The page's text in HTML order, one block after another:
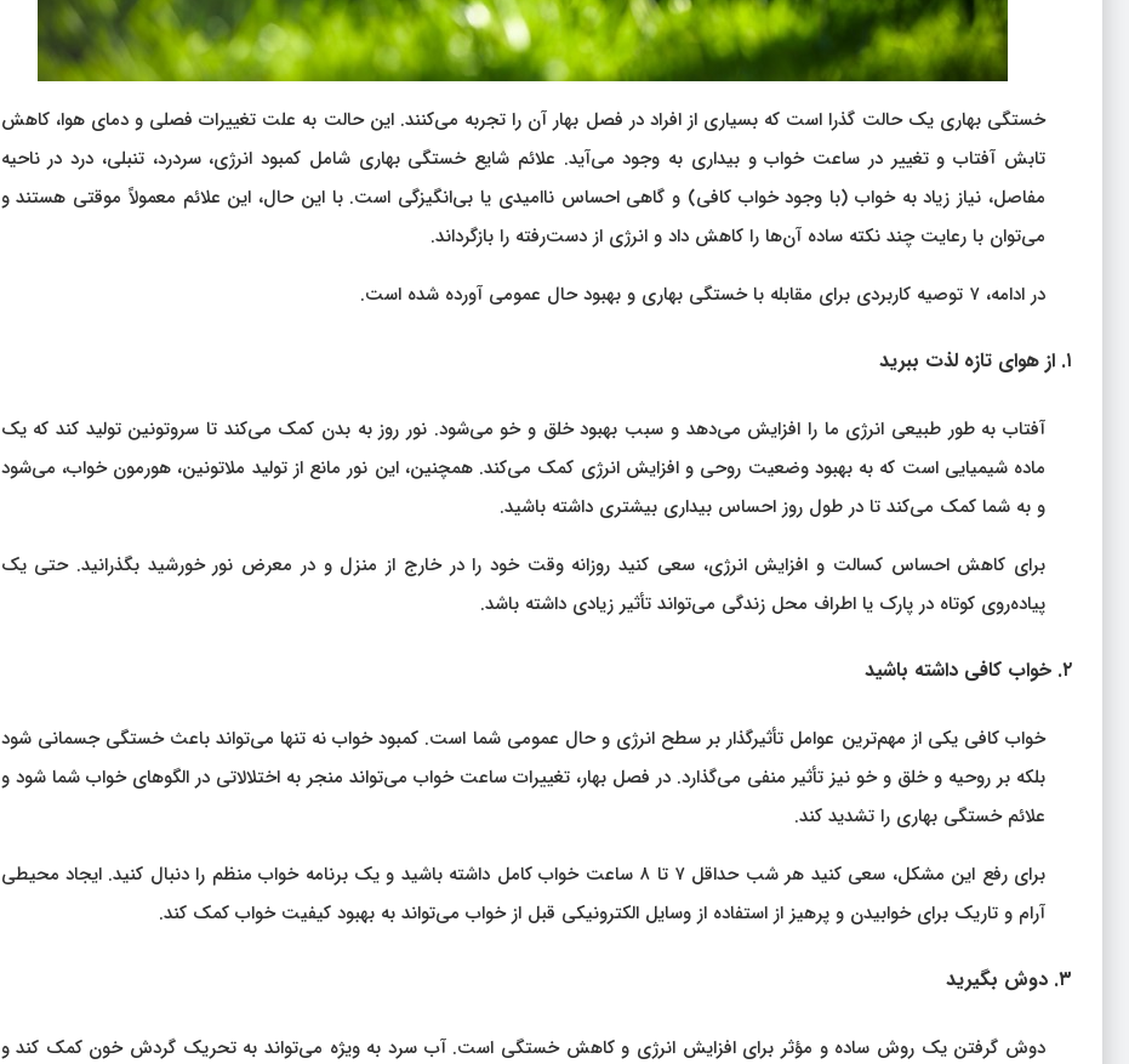
خستگی بهاری یک حالت گذرا است که بسیاری از افراد در فصل بهار آن را تجربه می‌کنند. این حالت به علت تغییرات فصلی و دمای هوا، کاهش
تابش آفتاب و تغییر در ساعت خواب و بیداری به وجود می‌آید. علائم شایع خستگی بهاری شامل کمبود انرژی، سردرد، تنبلی، درد در ناحیه
مفاصل، نیاز زیاد به خواب (با وجود خواب کافی) و گاهی احساس ناامیدی یا بی‌انگیزگی است. با این حال، این علائم معمولاً موقتی هستند و
می‌توان با رعایت چند نکته ساده آن‌ها را کاهش داد و انرژی از دست‌رفته را بازگرداند.
در ادامه، ۷ توصیه کاربردی برای مقابله با خستگی بهاری و بهبود حال عمومی آورده شده است.
۱. از هوای تازه لذت ببرید
آفتاب به طور طبیعی انرژی ما را افزایش می‌دهد و سبب بهبود خلق و خو می‌شود. نور روز به بدن کمک می‌کند تا سروتونین تولید کند که یک
ماده شیمیایی است که به بهبود وضعیت روحی و افزایش انرژی کمک می‌کند. همچنین، این نور مانع از تولید ملاتونین، هورمون خواب، می‌شود
و به شما کمک می‌کند تا در طول روز احساس بیداری بیشتری داشته باشید.
برای کاهش احساس کسالت و افزایش انرژی، سعی کنید روزانه وقت خود را در خارج از منزل و در معرض نور خورشید بگذرانید. حتی یک
پیاده‌روی کوتاه در پارک یا اطراف محل زندگی می‌تواند تأثیر زیادی داشته باشد.
۲. خواب کافی داشته باشید
خواب کافی یکی از مهم‌ترین عوامل تأثیرگذار بر سطح انرژی و حال عمومی شما است. کمبود خواب نه تنها می‌تواند باعث خستگی جسمانی شود
بلکه بر روحیه و خلق و خو نیز تأثیر منفی می‌گذارد. در فصل بهار، تغییرات ساعت خواب می‌تواند منجر به اختلالاتی در الگوهای خواب شما شود و
علائم خستگی بهاری را تشدید کند.
برای رفع این مشکل، سعی کنید هر شب حداقل ۷ تا ۸ ساعت خواب کامل داشته باشید و یک برنامه خواب منظم را دنبال کنید. ایجاد محیطی
آرام و تاریک برای خوابیدن و پرهیز از استفاده از وسایل الکترونیکی قبل از خواب می‌تواند به بهبود کیفیت خواب کمک کند.
۳. دوش بگیرید
دوش گرفتن یک روش ساده و مؤثر برای افزایش انرژی و کاهش خستگی است. آب سرد به ویژه می‌تواند به تحریک گردش خون کمک کند و